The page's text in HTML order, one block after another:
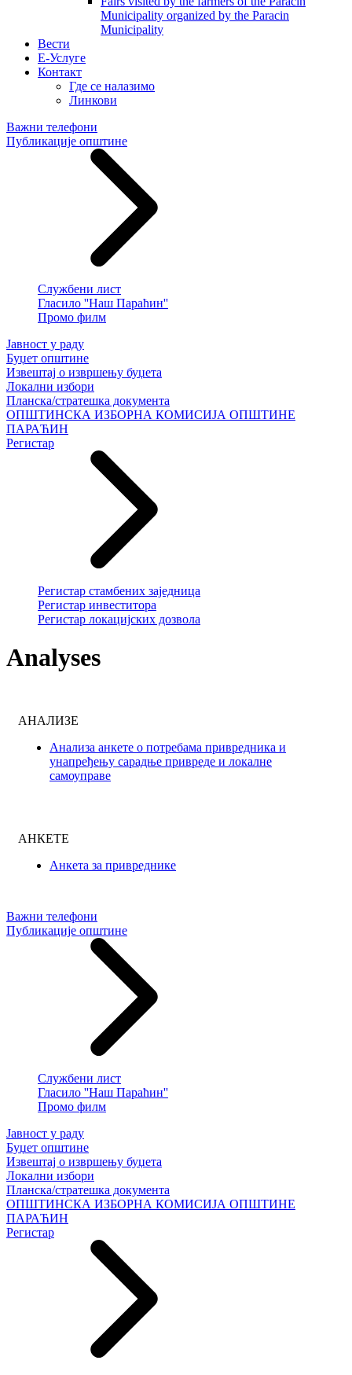
Municipality organized by the Paracin
Municipality
Вести
E-Услуге
Контакт
Где се налазимо
Линкови
Важни телефони
Публикације општине
Службени лист
Гласило ''Наш Параћин''
Промо филм
Јавност у раду
Буџет општине
Извештај о извршењу буџета
Локални избори
Планска/стратешка документа
ОПШТИНСКА ИЗБОРНА КОМИСИЈА ОПШТИНЕ
ПАРАЋИН
Регистар
Регистар стамбених заједница
Регистар инвеститора
Регистар локацијских дозвола
Analyses
АНАЛИЗЕ
Анализа анкете о потребама привредника и
унапређењу сарадње привреде и локалне
самоуправе
АНКЕТЕ
Анкета за привреднике
Важни телефони
Публикације општине
Службени лист
Гласило ''Наш Параћин''
Промо филм
Јавност у раду
Буџет општине
Извештај о извршењу буџета
Локални избори
Планска/стратешка документа
ОПШТИНСКА ИЗБОРНА КОМИСИЈА ОПШТИНЕ
ПАРАЋИН
Регистар